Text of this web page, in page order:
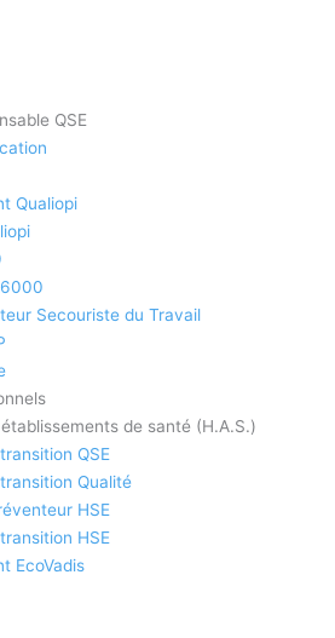
QSE
Qualiopi
Secouriste du Travail
de santé (H.A.S.)
QSE
Qualité
HSE
HSE
EcoVadis